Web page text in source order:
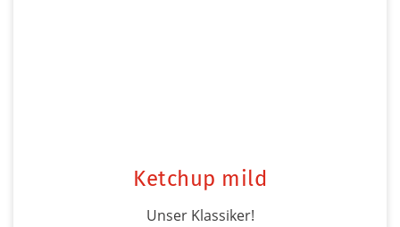
Ketchup mild
Unser Klassiker!